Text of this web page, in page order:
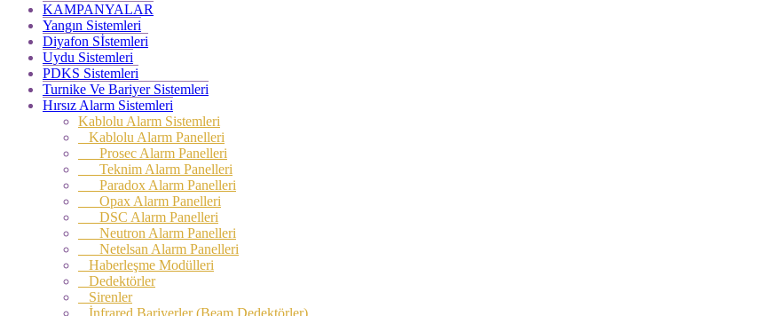
KAMPANYALAR
Yangın Sistemleri
Diyafon Sİstemleri
Uydu Sistemleri
PDKS Sistemleri
Turnike Ve Bariyer Sistemleri
Hırsız Alarm Sistemleri
Kablolu Alarm Sistemleri
Kablolu Alarm Panelleri
Prosec Alarm Panelleri
Teknim Alarm Panelleri
Paradox Alarm Panelleri
Opax Alarm Panelleri
DSC Alarm Panelleri
Neutron Alarm Panelleri
Netelsan Alarm Panelleri
Haberleşme Modülleri
Dedektörler
Sirenler
İnfrared Bariyerler (Beam Dedektörler)